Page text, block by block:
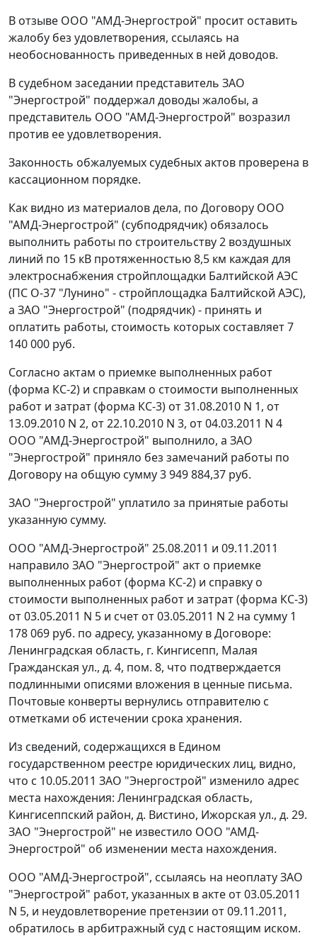
В отзыве ООО "АМД-Энергострой" просит оставить
жалобу без удовлетворения, ссылаясь на
необоснованность приведенных в ней доводов.
В судебном заседании представитель ЗАО
"Энергострой" поддержал доводы жалобы, а
представитель ООО "АМД-Энергострой" возразил
против ее удовлетворения.
Законность обжалуемых судебных актов проверена в
кассационном порядке.
Как видно из материалов дела, по Договору ООО
"АМД-Энергострой" (субподрядчик) обязалось
выполнить работы по строительству 2 воздушных
линий по 15 кВ протяженностью 8,5 км каждая для
электроснабжения стройплощадки Балтийской АЭС
(ПС О-37 "Лунино" - стройплощадка Балтийской АЭС),
а ЗАО "Энергострой" (подрядчик) - принять и
оплатить работы, стоимость которых составляет 7
140 000 руб.
Согласно актам о приемке выполненных работ
(форма КС-2) и справкам о стоимости выполненных
работ и затрат (форма КС-3) от 31.08.2010 N 1, от
13.09.2010 N 2, от 22.10.2010 N 3, от 04.03.2011 N 4
ООО "АМД-Энергострой" выполнило, а ЗАО
"Энергострой" приняло без замечаний работы по
Договору на общую сумму 3 949 884,37 руб.
ЗАО "Энергострой" уплатило за принятые работы
указанную сумму.
ООО "АМД-Энергострой" 25.08.2011 и 09.11.2011
направило ЗАО "Энергострой" акт о приемке
выполненных работ (форма КС-2) и справку о
стоимости выполненных работ и затрат (форма КС-3)
от 03.05.2011 N 5 и счет от 03.05.2011 N 2 на сумму 1
178 069 руб. по адресу, указанному в Договоре:
Ленинградская область, г. Кингисепп, Малая
Гражданская ул., д. 4, пом. 8, что подтверждается
подлинными описями вложения в ценные письма.
Почтовые конверты вернулись отправителю с
отметками об истечении срока хранения.
Из сведений, содержащихся в Едином
государственном реестре юридических лиц, видно,
что с 10.05.2011 ЗАО "Энергострой" изменило адрес
места нахождения: Ленинградская область,
Кингисеппский район, д. Вистино, Ижорская ул., д. 29.
ЗАО "Энергострой" не известило ООО "АМД-
Энергострой" об изменении места нахождения.
ООО "АМД-Энергострой", ссылаясь на неоплату ЗАО
"Энергострой" работ, указанных в акте от 03.05.2011
N 5, и неудовлетворение претензии от 09.11.2011,
обратилось в арбитражный суд с настоящим иском.